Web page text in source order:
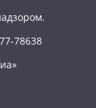
78638